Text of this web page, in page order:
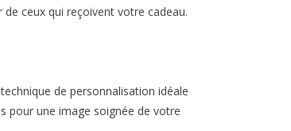
ceux qui reçoivent votre cadeau.
de personnalisation idéale
pour une image soignée de votre